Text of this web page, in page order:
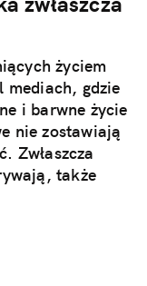
życiem
mediach, gdzie
i barwne życie
nie zostawiają
Zwłaszcza
także